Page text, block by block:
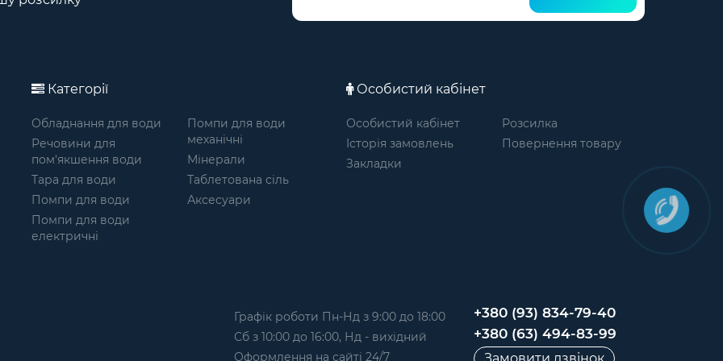
Категорії
Обладнання для води
Речовини для
пом'якшення води
Тара для води
Помпи для води
Помпи для води
електричні
Помпи для води
механічні
Мінерали
Таблетована сіль
Аксесуари
Особистий кабінет
Особистий кабінет
Історія замовлень
Закладки
Розсилка
Повернення товару
Графік роботи Пн-Нд з 9:00 до 18:00
Сб з 10:00 до 16:00, Нд - вихідний
Оформлення на сайтi 24/7
+380 (93) 834-79-40
+380 (63) 494-83-99